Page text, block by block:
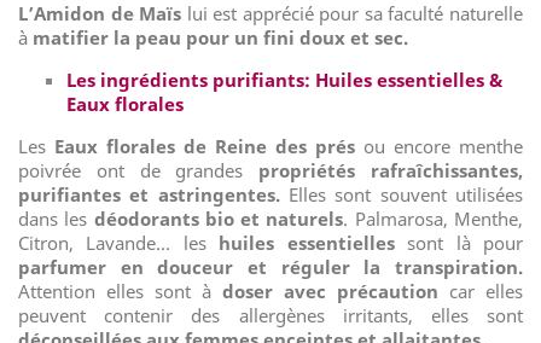
L’Amidon de Maïs lui est apprécié pour sa faculté naturelle
à matifier la peau pour un fini doux et sec.
Les ingrédients purifiants: Huiles essentielles &
Eaux florales
Les Eaux florales de Reine des prés ou encore menthe
poivrée ont de grandes propriétés rafraîchissantes,
purifiantes et astringentes. Elles sont souvent utilisées
dans les déodorants bio et naturels. Palmarosa, Menthe,
Citron, Lavande… les huiles essentiellessont là pour
parfumer en douceur et réguler la transpiration.
Attention elles sont à doser avec précaution car elles
peuvent contenir des allergènes irritants, elles sont